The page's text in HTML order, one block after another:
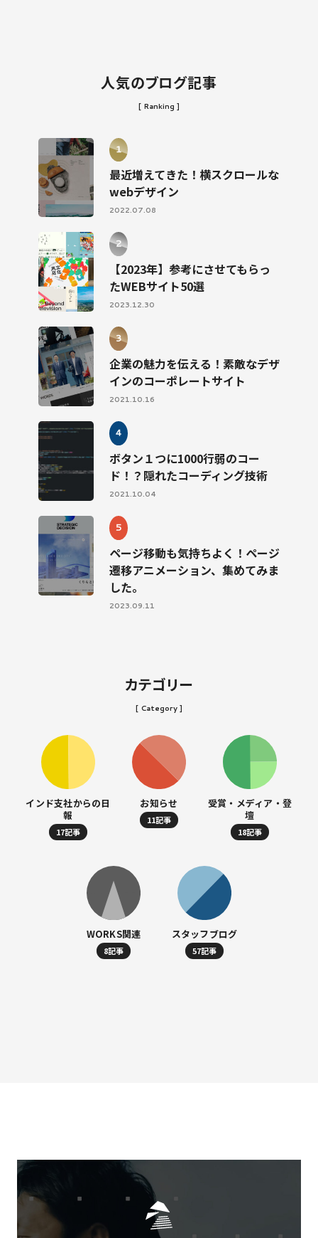
人気のブログ記事
[ Ranking ]
最近増えてきた！横スクロールな
webデザイン
2022.07.08
【2023年】参考にさせてもらっ
たWEBサイト50選
2023.12.30
企業の魅力を伝える！素敵なデザ
インのコーポレートサイト
2021.10.16
ボタン１つに1000行弱のコー
ド！？隠れたコーディング技術
2021.10.04
ページ移動も気持ちよく！ページ
遷移アニメーション、集めてみま
した。
2023.09.11
カテゴリー
[ Category ]
インド支社からの日
報
17記事
お知らせ
11記事
受賞・メディア・登
壇
18記事
WORKS関連
8記事
スタッフブログ
57記事